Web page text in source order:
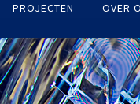
PROJECTEN OVER